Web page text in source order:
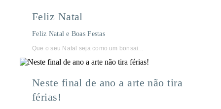
Feliz Natal
Feliz Natal e Boas Festas
Que o seu Natal seja como um bonsai...
Neste final de ano a arte não tira
férias!